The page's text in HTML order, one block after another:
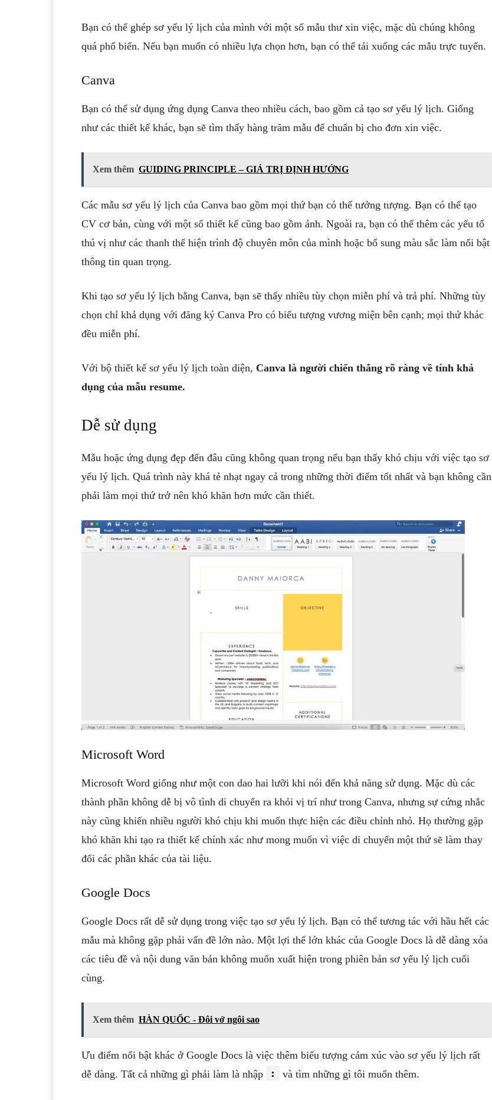
Bạn có thể ghép sơ yếu lý lịch của mình với một số mẫu thư xin việc, mặc dù chúng không
quá phổ biến. Nếu bạn muốn có nhiều lựa chọn hơn, bạn có thể tải xuống các mẫu trực tuyến.
Canva
Bạn có thể sử dụng ứng dụng Canva theo nhiều cách, bao gồm cả tạo sơ yếu lý lịch. Giống
như các thiết kế khác, bạn sẽ tìm thấy hàng trăm mẫu để chuẩn bị cho đơn xin việc.
Xem thêm GUIDING PRINCIPLE – GIÁ TRỊ ĐỊNH HƯỚNG
Các mẫu sơ yếu lý lịch của Canva bao gồm mọi thứ bạn có thể tưởng tượng. Bạn có thể tạo
CV cơ bản, cùng với một số thiết kế cũng bao gồm ảnh. Ngoài ra, bạn có thể thêm các yếu tố
thú vị như các thanh thể hiện trình độ chuyên môn của mình hoặc bổ sung màu sắc làm nổi bật
thông tin quan trọng.
Khi tạo sơ yếu lý lịch bằng Canva, bạn sẽ thấy nhiều tùy chọn miễn phí và trả phí. Những tùy
chọn chỉ khả dụng với đăng ký Canva Pro có biểu tượng vương miện bên cạnh; mọi thứ khác
đều miễn phí.
Với bộ thiết kế sơ yếu lý lịch toàn diện, Canva là người chiến thắng rõ ràng về tính khả
dụng của mẫu resume.
Dễ sử dụng
Mẫu hoặc ứng dụng đẹp đến đâu cũng không quan trọng nếu bạn thấy khó chịu với việc tạo sơ
yếu lý lịch. Quá trình này khá tẻ nhạt ngay cả trong những thời điểm tốt nhất và bạn không cần
phải làm mọi thứ trở nên khó khăn hơn mức cần thiết.
Microsoft Word
Microsoft Word giống như một con dao hai lưỡi khi nói đến khả năng sử dụng. Mặc dù các
thành phần không dễ bị vô tình di chuyển ra khỏi vị trí như trong Canva, nhưng sự cứng nhắc
này cũng khiến nhiều người khó chịu khi muốn thực hiện các điều chỉnh nhỏ. Họ thường gặp
khó khăn khi tạo ra thiết kế chính xác như mong muốn vì việc di chuyển một thứ sẽ làm thay
đổi các phần khác của tài liệu.
Google Docs
Google Docs rất dễ sử dụng trong việc tạo sơ yếu lý lịch. Bạn có thể tương tác với hầu hết các
mẫu mà không gặp phải vấn đề lớn nào. Một lợi thế lớn khác của Google Docs là dễ dàng xóa
các tiêu đề và nội dung văn bản không muốn xuất hiện trong phiên bản sơ yếu lý lịch cuối
cùng.
Xem thêm HÀN QUỐC - Đôi vớ ngôi sao
Ưu điểm nổi bật khác ở Google Docs là việc thêm biểu tượng cảm xúc vào sơ yếu lý lịch rất
dễ dàng. Tất cả những gì phải làm là nhập
: và tìm những gì tôi muốn thêm.